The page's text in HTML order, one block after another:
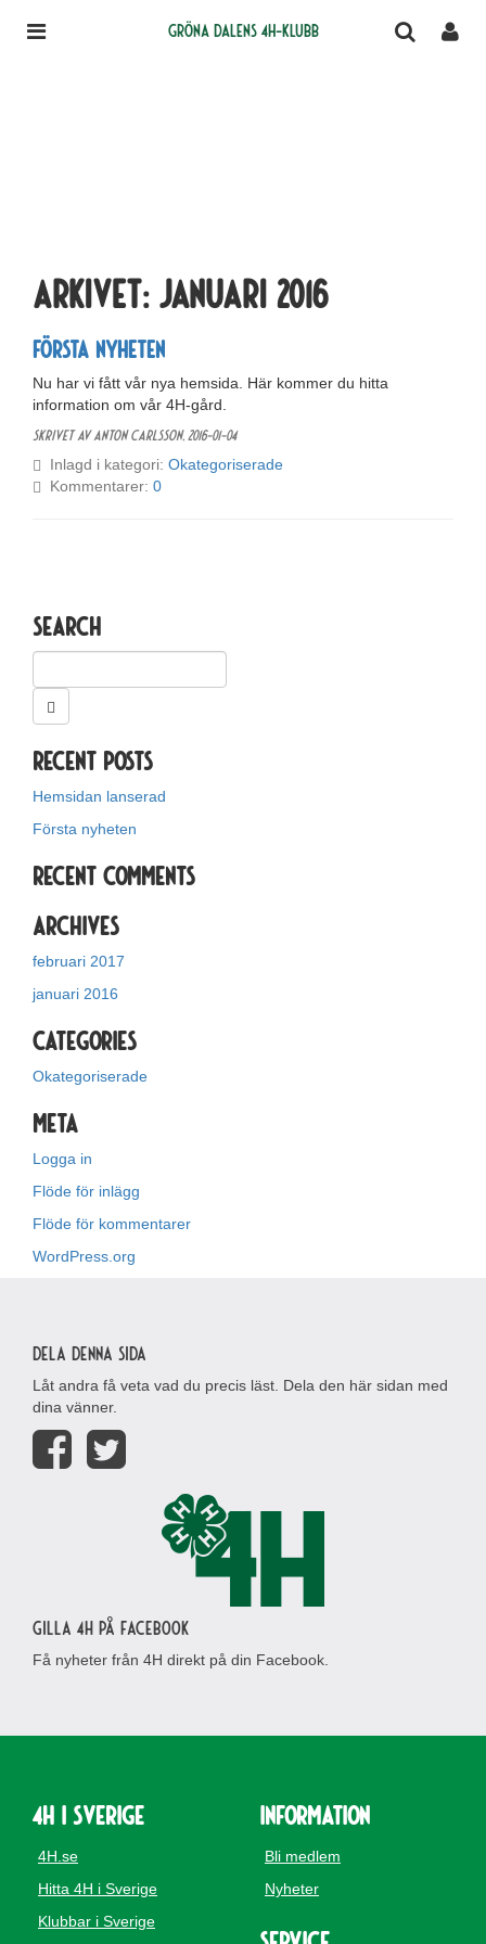
Gröna Dalens 4H-klubb
Arkivet: januari 2016
Första nyheten
Nu har vi fått vår nya hemsida. Här kommer du hitta
information om vår 4H-gård.
Skrivet av Anton Carlsson,2016-01-04
Inlagd i kategori: Okategoriserade
Kommentarer: 0
Search
Recent Posts
Hemsidan lanserad
Första nyheten
Recent Comments
Archives
februari 2017
januari 2016
Categories
Okategoriserade
Meta
Logga in
Flöde för inlägg
Flöde för kommentarer
WordPress.org
Dela denna sida
Låt andra få veta vad du precis läst. Dela den här sidan med
dina vänner.
Gilla 4H på Facebook
Få nyheter från 4H direkt på din Facebook.
4H i Sverige
4H.se
Hitta 4H i Sverige
Klubbar i Sverige
Information
Bli medlem
Nyheter